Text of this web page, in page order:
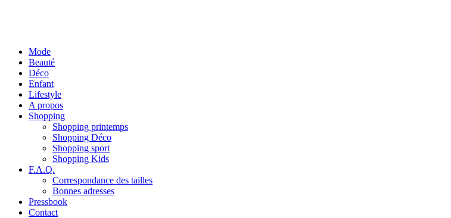
Mode
Beauté
Déco
Enfant
Lifestyle
A propos
Shopping
Shopping printemps
Shopping Déco
Shopping sport
Shopping Kids
F.A.Q.
Correspondance des tailles
Bonnes adresses
Pressbook
Contact